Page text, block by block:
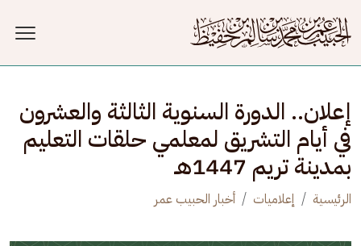
إعلان.. الدورة السنوية الثالثة والعشرون
في أيام التشريق لمعلمي حلقات التعليم
بمدينة تريم 1447هـ
الرئيسية إعلاميات أخبار الحبيب عمر